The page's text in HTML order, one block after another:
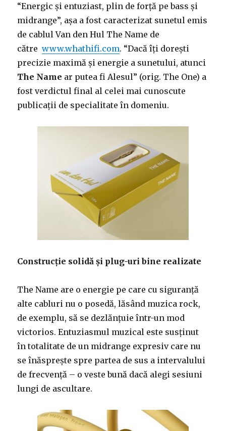
“Energic și entuziast, plin de forță pe bass și
midrange”, așa a fost caracterizat sunetul emis
de cablul Van den Hul The Name de
cătrewww.whathifi.com. “Dacă îți dorești
precizie maximă și energie a sunetului, atunci
The Name ar putea fi Alesul” (orig. The One) a
fost verdictul final al celei mai cunoscute
publicații de specialitate în domeniu.
Construcție solidă și plug-uri bine realizate
The Name are o energie pe care cu siguranță
alte cabluri nu o posedă, lăsând muzica rock,
de exemplu, să se dezlănțuie într-un mod
victorios. Entuziasmul muzical este susținut
în totalitate de un midrange expresiv care nu
se înăsprește spre partea de sus a intervalului
de frecvență – o veste bună dacă alegi sesiuni
lungi de ascultare.